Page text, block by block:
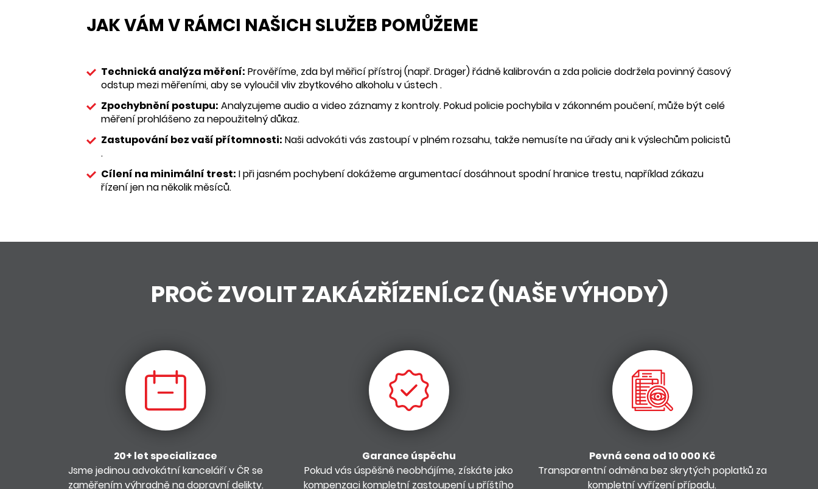
JAK VÁM V RÁMCI NAŠICH SLUŽEB POMŮŽEME
Technická analýza měření: Prověříme, zda byl měřicí přístroj (např. Dräger) řádně kalibrován a zda policie dodržela povinný časový
odstup mezi měřeními, aby se vyloučil vliv zbytkového alkoholu v ústech .
Zpochybnění postupu: Analyzujeme audio a video záznamy z kontroly. Pokud policie pochybila v zákonném poučení, může být celé
měření prohlášeno za nepoužitelný důkaz.
Zastupování bez vaší přítomnosti: Naši advokáti vás zastoupí v plném rozsahu, takže nemusíte na úřady ani k výslechům policistů
.
Cílení na minimální trest: I při jasném pochybení dokážeme argumentací dosáhnout spodní hranice trestu, například zákazu
řízení jen na několik měsíců.
PROČ ZVOLIT ZAKÁZŘÍZENÍ.CZ (NAŠE VÝHODY)
20+ let specializace
Jsme jedinou advokátní kanceláří v ČR se
zaměřením výhradně na dopravní delikty.
Garance úspěchu
Pokud vás úspěšně neobhájíme, získáte jako
kompenzaci kompletní zastoupení u příštího
Pevná cena od 10 000 Kč
Transparentní odměna bez skrytých poplatků za
kompletní vyřízení případu.